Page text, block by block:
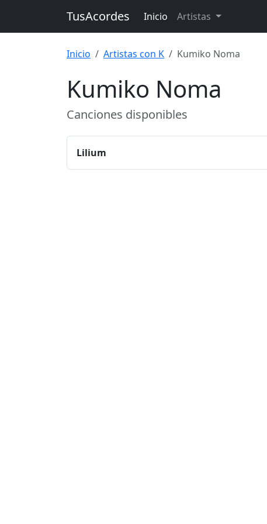
TusAcordes Inicio Artistas
Inicio Artistas con K Kumiko Noma
Kumiko Noma
Canciones disponibles
Lilium